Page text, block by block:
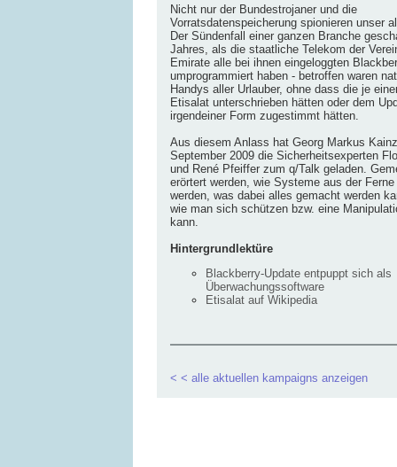
Nicht nur der Bundestrojaner und die
Vorratsdatenspeicherung spionieren unser
Der Sündenfall einer ganzen Branche
Jahres, als die staatliche Telekom der
Emirate alle bei ihnen eingeloggten
umprogrammiert haben - betroffen waren
Handys aller Urlauber, ohne dass die je
Etisalat unterschrieben hätten oder dem
irgendeiner Form zugestimmt hätten.
Aus diesem Anlass hat Georg Markus
September 2009 die Sicherheitsexperten
und René Pfeiffer zum q/Talk geladen.
erörtert werden, wie Systeme aus der
werden, was dabei alles gemacht werden
wie man sich schützen bzw. eine
kann.
Hintergrundlektüre
Blackberry-Update entpuppt sich als
Überwachungssoftware
Etisalat auf Wikipedia
< < alle aktuellen kampaigns anzeigen